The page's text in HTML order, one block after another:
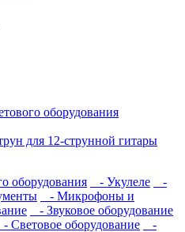
оборудования
для 12-струнной гитары
оборудования
- Укулеле
-
- Микрофоны и
- Звуковое оборудование
- Световое оборудование
-